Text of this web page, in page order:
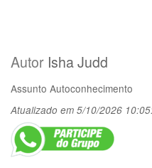
Autor Isha Judd
Assunto Autoconhecimento
Atualizado em 5/10/2026